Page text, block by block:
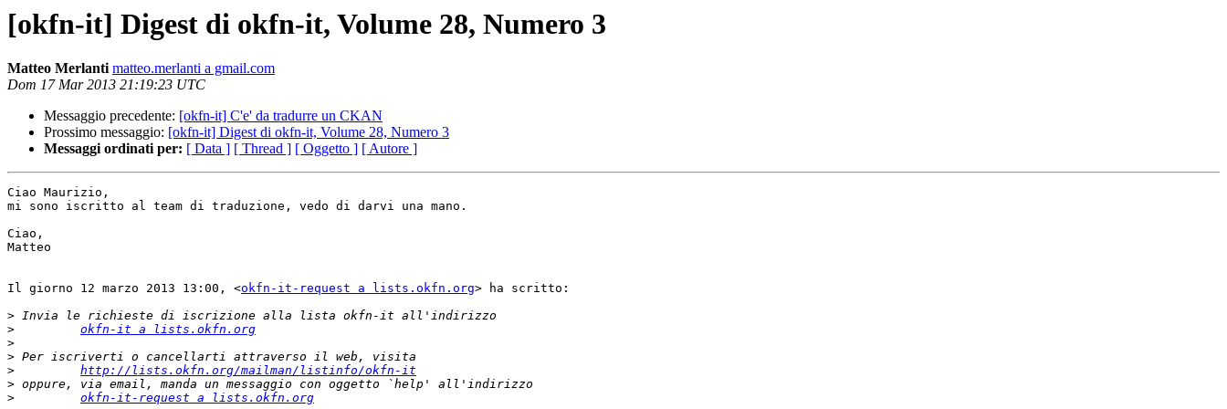
[okfn-it] Digest di okfn-it, Volume 28, Numero 3
Matteo Merlanti matteo.merlanti a gmail.com
Dom 17 Mar 2013 21:19:23 UTC
Messaggio precedente: [okfn-it] C'e' da tradurre un CKAN
Prossimo messaggio: [okfn-it] Digest di okfn-it, Volume 28, Numero 3
Messaggi ordinati per: [ Data ] [ Thread ] [ Oggetto ] [ Autore ]
Ciao Maurizio,
mi sono iscritto al team di traduzione, vedo di darvi una mano.
Ciao,
Matteo
Il giorno 12 marzo 2013 13:00, <okfn-it-request a lists.okfn.org> ha scritto:
>
>
okfn-it a lists.okfn.org
>
>
>
http://lists.okfn.org/mailman/listinfo/okfn-it
>
>
okfn-it-request a lists.okfn.org